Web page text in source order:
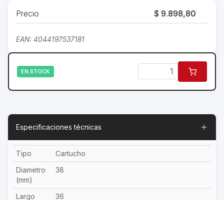
Precio
$ 9.898,80
EAN: 4044197537181
EN STOCK
Especificaciones técnicas
Tipo
Cartucho
Diametro
(mm)
38
Largo
36